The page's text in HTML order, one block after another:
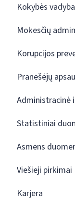
Kokybės vadyba
Mokesčių
Korupcijos
Pranešėjų
Administracinė
Statistiniai
Asmens
Viešieji pirkimai
Karjera